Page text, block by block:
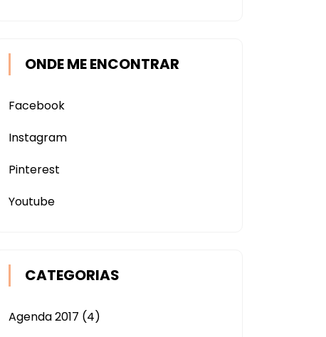
ONDE ME ENCONTRAR
Facebook
Instagram
Pinterest
Youtube
CATEGORIAS
Agenda 2017 (4)